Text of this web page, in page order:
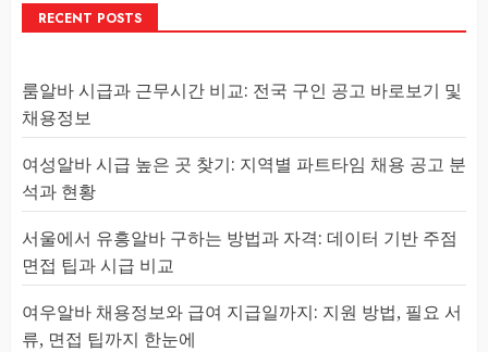
RECENT POSTS
룸알바 시급과 근무시간 비교: 전국 구인 공고 바로보기 및
채용정보
여성알바 시급 높은 곳 찾기: 지역별 파트타임 채용 공고 분
석과 현황
서울에서 유흥알바 구하는 방법과 자격: 데이터 기반 주점
면접 팁과 시급 비교
여우알바 채용정보와 급여 지급일까지: 지원 방법, 필요 서
류, 면접 팁까지 한눈에